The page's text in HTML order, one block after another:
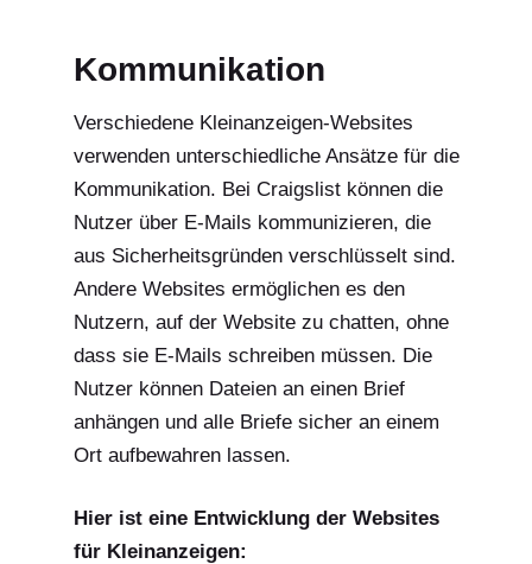
Kommunikation
Verschiedene Kleinanzeigen-Websites
verwenden unterschiedliche Ansätze für die
Kommunikation. Bei Craigslist können die
Nutzer über E-Mails kommunizieren, die
aus Sicherheitsgründen verschlüsselt sind.
Andere Websites ermöglichen es den
Nutzern, auf der Website zu chatten, ohne
dass sie E-Mails schreiben müssen. Die
Nutzer können Dateien an einen Brief
anhängen und alle Briefe sicher an einem
Ort aufbewahren lassen.
Hier ist eine Entwicklung der Websites
für Kleinanzeigen: